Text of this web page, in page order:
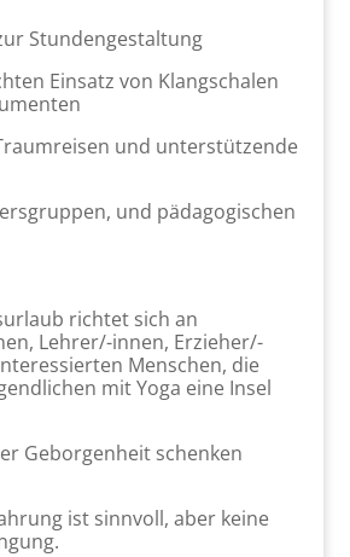
Stundengestaltung
Einsatz von Klangschalen
und unterstützende
und pädagogischen
richtet sich an
Lehrer/-innen, Erzieher/-
Menschen, die
mit Yoga eine Insel
Geborgenheit schenken
ist sinnvoll, aber keine